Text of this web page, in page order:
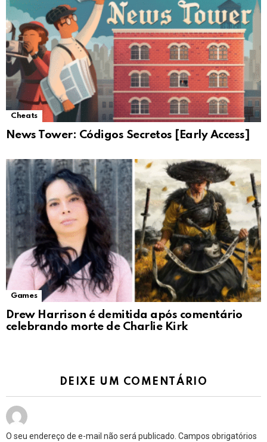
Cheats
News Tower: Códigos Secretos [Early Access]
Games
Drew Harrison é demitida após comentário
celebrando morte de Charlie Kirk
DEIXE UM COMENTÁRIO
O seu endereço de e-mail não será publicado. Campos obrigatórios